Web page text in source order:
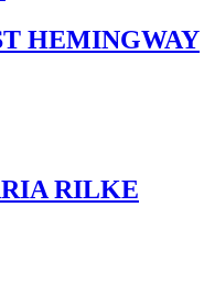
HEMINGWAY
RILKE